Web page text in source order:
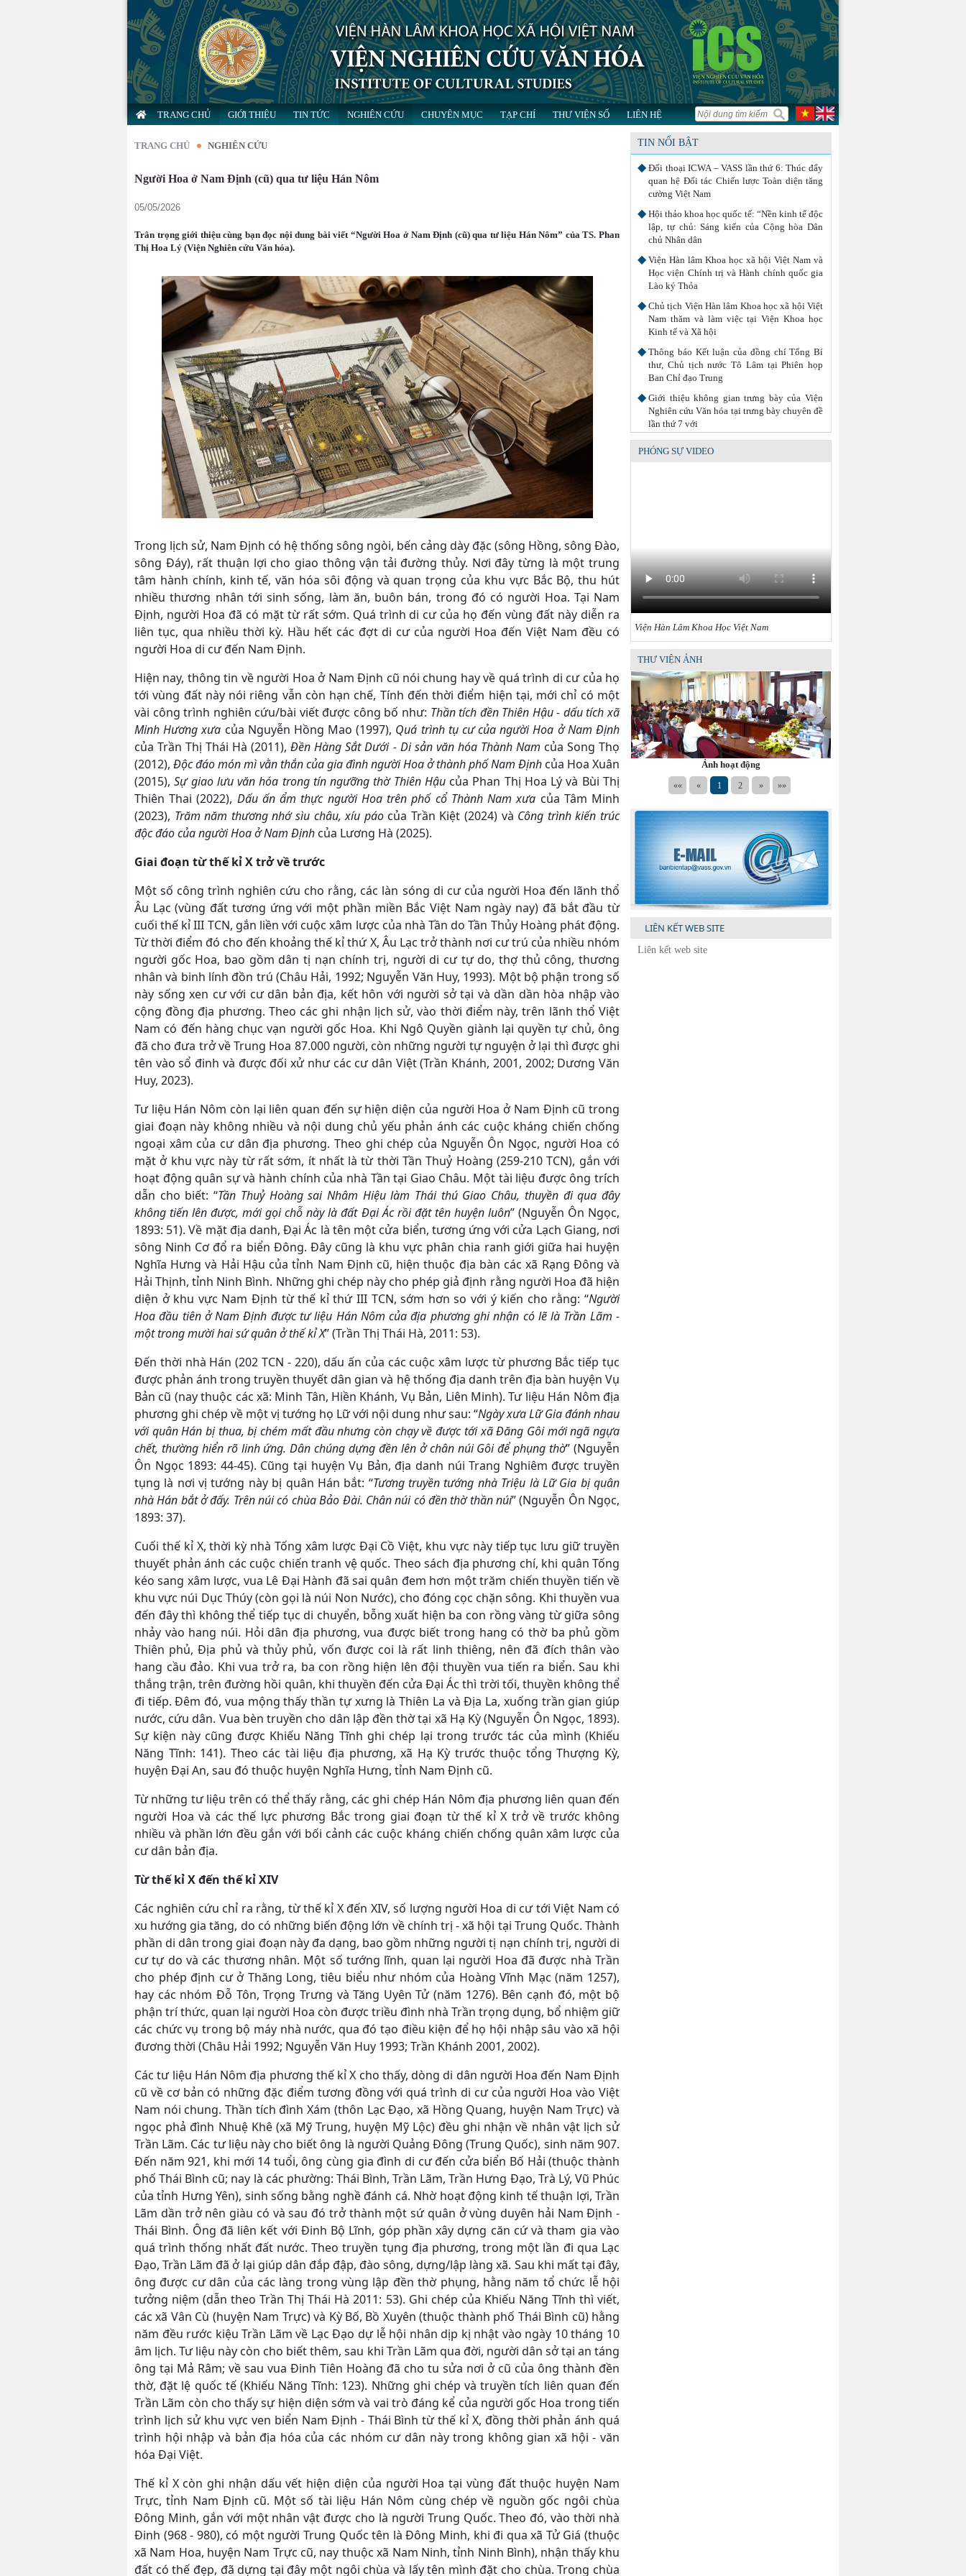
VI|EN
TRANG CHỦ GIỚI THIỆU TIN TỨC NGHIÊN CỨU CHUYÊN MỤC TẠP CHÍ THƯ VIỆN SỐ LIÊN HỆ
TRANG CHỦ NGHIÊN CỨU
Người Hoa ở Nam Định (cũ) qua tư liệu Hán Nôm
05/05/2026
Trân trọng giới thiệu cùng bạn đọc nội dung bài viết “Người Hoa ở Nam Định (cũ) qua tư liệu Hán Nôm” của TS. Phan
Thị Hoa Lý (Viện Nghiên cứu Văn hóa).
Trong lịch sử, Nam Định có hệ thống sông ngòi, bến cảng dày đặc (sông Hồng, sông Đào,
sông Đáy), rất thuận lợi cho giao thông vận tải đường thủy. Nơi đây từng là một trung
tâm hành chính, kinh tế, văn hóa sôi động và quan trọng của khu vực Bắc Bộ, thu hút
nhiều thương nhân tới sinh sống, làm ăn, buôn bán, trong đó có người Hoa. Tại Nam
Định, người Hoa đã có mặt từ rất sớm. Quá trình di cư của họ đến vùng đất này diễn ra
liên tục, qua nhiều thời kỳ. Hầu hết các đợt di cư của người Hoa đến Việt Nam đều có
người Hoa di cư đến Nam Định.
Hiện nay, thông tin về người Hoa ở Nam Định cũ nói chung hay về quá trình di cư của họ
tới vùng đất này nói riêng vẫn còn hạn chế, Tính đến thời điểm hiện tại, mới chỉ có một
vài công trình nghiên cứu/bài viết được công bố như: Thần tích đền Thiên Hậu - dấu tích xã
Minh Hương xưa của Nguyễn Hồng Mao (1997), Quá trình tụ cư của người Hoa ở Nam Định
của Trần Thị Thái Hà (2011),Đền Hàng Sắt Dưới - Di sản văn hóa Thành Nam của Song Thọ
(2012), Độc đáo món mì vằn thắn của gia đình người Hoa ở thành phố Nam Định của Hoa Xuân
(2015),Sự giao lưu văn hóa trong tín ngưỡng thờ Thiên Hậucủa Phan Thị Hoa Lý và Bùi Thị
Thiên Thai (2022), Dấu ấn ẩm thực người Hoa trên phố cổ Thành Nam xưa của Tâm Minh
(2023), Trăm năm thương nhớ sìu châu, xíu páo của Trần Kiệt (2024) và Công trình kiến trúc
độc đáo của người Hoa ở Nam Định của Lương Hà (2025).
Giai đoạn từ thế kỉ X trở về trước
Một số công trình nghiên cứu cho rằng, các làn sóng di cư của người Hoa đến lãnh thổ
Âu Lạc (vùng đất tương ứng với một phần miền Bắc Việt Nam ngày nay) đã bắt đầu từ
cuối thế kỉ III TCN, gắn liền với cuộc xâm lược của nhà Tần do Tần Thủy Hoàng phát động.
Từ thời điểm đó cho đến khoảng thế kỉ thứ X, Âu Lạc trở thành nơi cư trú của nhiều nhóm
người gốc Hoa, bao gồm dân tị nạn chính trị, người di cư tự do, thợ thủ công, thương
nhân và binh lính đồn trú (Châu Hải, 1992; Nguyễn Văn Huy, 1993). Một bộ phận trong số
này sống xen cư với cư dân bản địa, kết hôn với người sở tại và dần dần hòa nhập vào
cộng đồng địa phương. Theo các ghi nhận lịch sử, vào thời điểm này, trên lãnh thổ Việt
Nam có đến hàng chục vạn người gốc Hoa. Khi Ngô Quyền giành lại quyền tự chủ, ông
đã cho đưa trở về Trung Hoa 87.000 người, còn những người tự nguyện ở lại thì được ghi
tên vào sổ đinh và được đối xử như các cư dân Việt (Trần Khánh, 2001, 2002; Dương Văn
Huy, 2023).
Tư liệu Hán Nôm còn lại liên quan đến sự hiện diện của người Hoa ở Nam Định cũ trong
giai đoạn này không nhiều và nội dung chủ yếu phản ánh các cuộc kháng chiến chống
ngoại xâm của cư dân địa phương. Theo ghi chép của Nguyễn Ôn Ngọc, người Hoa có
mặt ở khu vực này từ rất sớm, ít nhất là từ thời Tần Thuỷ Hoàng (259-210 TCN), gắn với
hoạt động quân sự và hành chính của nhà Tần tại Giao Châu. Một tài liệu được ông trích
dẫn cho biết: “Tần Thuỷ Hoàng sai Nhâm Hiệu làm Thái thú Giao Châu, thuyền đi qua đây
không tiến lên được, mới gọi chỗ này là đất Đại Ác rồi đặt tên huyện luôn” (Nguyễn Ôn Ngọc,
1893: 51). Về mặt địa danh, Đại Ác là tên một cửa biển, tương ứng với cửa Lạch Giang, nơi
sông Ninh Cơ đổ ra biển Đông. Đây cũng là khu vực phân chia ranh giới giữa hai huyện
Nghĩa Hưng và Hải Hậu của tỉnh Nam Định cũ, hiện thuộc địa bàn các xã Rạng Đông và
Hải Thịnh, tỉnh Ninh Bình. Những ghi chép này cho phép giả định rằng người Hoa đã hiện
diện ở khu vực Nam Định từ thế kỉ thứ III TCN, sớm hơn so với ý kiến cho rằng: “Người
Hoa đầu tiên ở Nam Định được tư liệu Hán Nôm của địa phương ghi nhận có lẽ là Trần Lãm -
một trong mười hai sứ quân ở thế kỉ X” (Trần Thị Thái Hà, 2011: 53).
Đến thời nhà Hán (202 TCN - 220), dấu ấn của các cuộc xâm lược từ phương Bắc tiếp tục
được phản ánh trong truyền thuyết dân gian và hệ thống địa danh trên địa bàn huyện Vụ
Bản cũ (nay thuộc các xã: Minh Tân, Hiền Khánh, Vụ Bản, Liên Minh). Tư liệu Hán Nôm địa
phương ghi chép về một vị tướng họ Lữ với nội dung như sau: “Ngày xưa Lữ Gia đánh nhau
với quân Hán bị thua, bị chém mất đầu nhưng còn chạy về được tới xã Đăng Gôi mới ngã ngựa
chết, thường hiển rõ linh ứng. Dân chúng dựng đền lên ở chân núi Gôi để phụng thờ” (Nguyễn
Ôn Ngọc 1893: 44-45). Cũng tại huyện Vụ Bản, địa danh núi Trang Nghiêm được truyền
tụng là nơi vị tướng này bị quân Hán bắt: “Tương truyền tướng nhà Triệu là Lữ Gia bị quân
nhà Hán bắt ở đấy. Trên núi có chùa Bảo Đài. Chân núi có đền thờ thần núi” (Nguyễn Ôn Ngọc,
1893: 37).
Cuối thế kỉ X, thời kỳ nhà Tống xâm lược Đại Cồ Việt, khu vực này tiếp tục lưu giữ truyền
thuyết phản ánh các cuộc chiến tranh vệ quốc. Theo sách địa phương chí, khi quân Tống
kéo sang xâm lược, vua Lê Đại Hành đã sai quân đem hơn một trăm chiến thuyền tiến về
khu vực núi Dục Thúy (còn gọi là núi Non Nước), cho đóng cọc chặn sông. Khi thuyền vua
đến đây thì không thể tiếp tục di chuyển, bỗng xuất hiện ba con rồng vàng từ giữa sông
nhảy vào hang núi. Hỏi dân địa phương, vua được biết trong hang có thờ ba phủ gồm
Thiên phủ, Địa phủ và thủy phủ, vốn được coi là rất linh thiêng, nên đã đích thân vào
hang cầu đảo. Khi vua trở ra, ba con rồng hiện lên đội thuyền vua tiến ra biển. Sau khi
thắng trận, trên đường hồi quân, khi thuyền đến cửa Đại Ác thì trời tối, thuyền không thể
đi tiếp. Đêm đó, vua mộng thấy thần tự xưng là Thiên La và Địa La, xuống trần gian giúp
nước, cứu dân. Vua bèn truyền cho dân lập đền thờ tại xã Hạ Kỳ (Nguyễn Ôn Ngọc, 1893).
Sự kiện này cũng được Khiếu Năng Tĩnh ghi chép lại trong trước tác của mình (Khiếu
Năng Tĩnh: 141). Theo các tài liệu địa phương, xã Hạ Kỳ trước thuộc tổng Thượng Kỳ,
huyện Đại An, sau đó thuộc huyện Nghĩa Hưng, tỉnh Nam Định cũ.
Từ những tư liệu trên có thể thấy rằng, các ghi chép Hán Nôm địa phương liên quan đến
người Hoa và các thế lực phương Bắc trong giai đoạn từ thế kỉ X trở về trước không
nhiều và phần lớn đều gắn với bối cảnh các cuộc kháng chiến chống quân xâm lược của
cư dân bản địa.
Từ thế kỉ X đến thế kỉ XIV
Các nghiên cứu chỉ ra rằng, từ thế kỉ X đến XIV, số lượng người Hoa di cư tới Việt Nam có
xu hướng gia tăng, do có những biến động lớn về chính trị - xã hội tại Trung Quốc. Thành
phần di dân trong giai đoạn này đa dạng, bao gồm những người tị nạn chính trị, người di
cư tự do và các thương nhân. Một số tướng lĩnh, quan lại người Hoa đã được nhà Trần
cho phép định cư ở Thăng Long, tiêu biểu như nhóm của Hoàng Vĩnh Mạc (năm 1257),
hay các nhóm Đỗ Tôn, Trọng Trưng và Tăng Uyên Tử (năm 1276). Bên cạnh đó, một bộ
phận trí thức, quan lại người Hoa còn được triều đình nhà Trần trọng dụng, bổ nhiệm giữ
các chức vụ trong bộ máy nhà nước, qua đó tạo điều kiện để họ hội nhập sâu vào xã hội
đương thời (Châu Hải 1992; Nguyễn Văn Huy 1993; Trần Khánh 2001, 2002).
Các tư liệu Hán Nôm địa phương thế kỉ X cho thấy, dòng di dân người Hoa đến Nam Định
cũ về cơ bản có những đặc điểm tương đồng với quá trình di cư của người Hoa vào Việt
Nam nói chung. Thần tích đình Xám (thôn Lạc Đạo, xã Hồng Quang, huyện Nam Trực) và
ngọc phả đình Nhuệ Khê (xã Mỹ Trung, huyện Mỹ Lộc) đều ghi nhận về nhân vật lịch sử
Trần Lãm. Các tư liệu này cho biết ông là người Quảng Đông (Trung Quốc), sinh năm 907.
Đến năm 921, khi mới 14 tuổi, ông cùng gia đình di cư đến cửa biển Bố Hải (thuộc thành
phố Thái Bình cũ; nay là các phường: Thái Bình, Trần Lãm, Trần Hưng Đạo, Trà Lý, Vũ Phúc
của tỉnh Hưng Yên), sinh sống bằng nghề đánh cá. Nhờ hoạt động kinh tế thuận lợi, Trần
Lãm dần trở nên giàu có và sau đó trở thành một sứ quân ở vùng duyên hải Nam Định -
Thái Bình. Ông đã liên kết với Đinh Bộ Lĩnh, góp phần xây dựng căn cứ và tham gia vào
quá trình thống nhất đất nước. Theo truyền tụng địa phương, trong một lần đi qua Lạc
Đạo, Trần Lãm đã ở lại giúp dân đắp đập, đào sông, dựng/lập làng xã. Sau khi mất tại đây,
ông được cư dân của các làng trong vùng lập đền thờ phụng, hằng năm tổ chức lễ hội
tưởng niệm (dẫn theo Trần Thị Thái Hà 2011: 53). Ghi chép của Khiếu Năng Tĩnh thì viết,
các xã Vân Cù (huyện Nam Trực) và Kỳ Bố, Bồ Xuyên (thuộc thành phố Thái Bình cũ) hằng
năm đều rước kiệu Trần Lãm về Lạc Đạo dự lễ hội nhân dịp kị nhật vào ngày 10 tháng 10
âm lịch. Tư liệu này còn cho biết thêm, sau khi Trần Lãm qua đời, người dân sở tại an táng
ông tại Mả Râm; về sau vua Đinh Tiên Hoàng đã cho tu sửa nơi ở cũ của ông thành đền
thờ, đặt lệ quốc tế (Khiếu Năng Tĩnh: 123). Những ghi chép và truyền tích liên quan đến
Trần Lãm còn cho thấy sự hiện diện sớm và vai trò đáng kể của người gốc Hoa trong tiến
trình lịch sử khu vực ven biển Nam Định - Thái Bình từ thế kỉ X, đồng thời phản ánh quá
trình hội nhập và bản địa hóa của các nhóm cư dân này trong không gian xã hội - văn
hóa Đại Việt.
Thế kỉ X còn ghi nhận dấu vết hiện diện của người Hoa tại vùng đất thuộc huyện Nam
Trực, tỉnh Nam Định cũ. Một số tài liệu Hán Nôm cùng chép về nguồn gốc ngôi chùa
Đông Minh, gắn với một nhân vật được cho là người Trung Quốc. Theo đó, vào thời nhà
Đinh (968 - 980), có một người Trung Quốc tên là Đông Minh, khi đi qua xã Tử Giá (thuộc
xã Nam Hoa, huyện Nam Trực cũ, nay thuộc xã Nam Ninh, tỉnh Ninh Bình), nhận thấy khu
đất có thế đẹp, đã dựng tại đây một ngôi chùa và lấy tên mình đặt cho chùa. Trong chùa
TIN NỔI BẬT
Đối thoại ICWA – VASS lần thứ 6: Thúc đẩy
quan hệ Đối tác Chiến lược Toàn diện tăng
cường Việt Nam
Hội thảo khoa học quốc tế: “Nền kinh tế độc
lập, tự chủ: Sáng kiến của Cộng hòa Dân
chủ Nhân dân
Viện Hàn lâm Khoa học xã hội Việt Nam và
Học viện Chính trị và Hành chính quốc gia
Lào ký Thỏa
Chủ tịch Viện Hàn lâm Khoa học xã hội Việt
Nam thăm và làm việc tại Viện Khoa học
Kinh tế và Xã hội
Thông báo Kết luận của đồng chí Tổng Bí
thư, Chủ tịch nước Tô Lâm tại Phiên họp
Ban Chỉ đạo Trung
Giới thiệu không gian trưng bày của Viện
Nghiên cứu Văn hóa tại trưng bày chuyên đề
lần thứ 7 với
Lễ ký kết Thỏa thuận hợp tác giữa Viện Hàn
lâm Khoa học xã hội Việt Nam và Tỉnh ủy
Công tác chuẩn bị trưng bày chủ đề “Kết nối
truyền thống - Vững bước tương lai”
PHÓNG SỰ VIDEO
Viện Hàn Lâm Khoa Học Việt Nam
THƯ VIỆN ẢNH
Ảnh hoạt động
«« « 1 2 » »»
LIÊN KẾT WEB SITE